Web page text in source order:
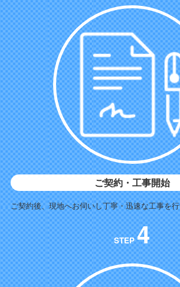
ご契約・工事開始
ご契約後、現地へお伺いし丁寧・迅速な工事を
STEP4